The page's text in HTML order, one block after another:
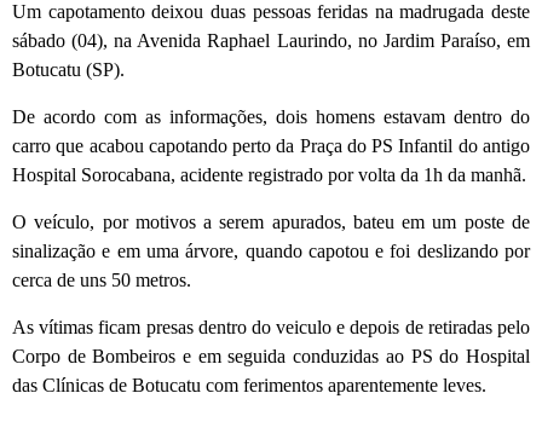
Um capotamento deixou duas pessoas feridas na madrugada deste
sábado (04), na Avenida Raphael Laurindo, no Jardim Paraíso, em
Botucatu (SP).
De acordo com as informações, dois homens estavam dentro do
carro que acabou capotando perto da Praça do PS Infantil do antigo
Hospital Sorocabana, acidente registrado por volta da 1h da manhã.
O veículo, por motivos a serem apurados, bateu em um poste de
sinalização e em uma árvore, quando capotou e foi deslizando por
cerca de uns 50 metros.
As vítimas ficam presas dentro do veiculo e depois de retiradas pelo
Corpo de Bombeiros e em seguida conduzidas ao PS do Hospital
das Clínicas de Botucatu com ferimentos aparentemente leves.